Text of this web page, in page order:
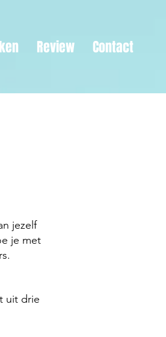
Review Contact
jezelf
je met
uit drie